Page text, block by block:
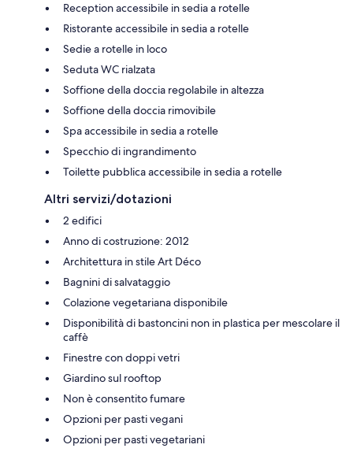
Reception accessibile in sedia a rotelle
Ristorante accessibile in sedia a rotelle
Sedie a rotelle in loco
Seduta WC rialzata
Soffione della doccia regolabile in altezza
Soffione della doccia rimovibile
Spa accessibile in sedia a rotelle
Specchio di ingrandimento
Toilette pubblica accessibile in sedia a rotelle
Altri servizi/dotazioni
2 edifici
Anno di costruzione: 2012
Architettura in stile Art Déco
Bagnini di salvataggio
Colazione vegetariana disponibile
Disponibilità di bastoncini non in plastica per mescolare il
caffè
Finestre con doppi vetri
Giardino sul rooftop
Non è consentito fumare
Opzioni per pasti vegani
Opzioni per pasti vegetariani